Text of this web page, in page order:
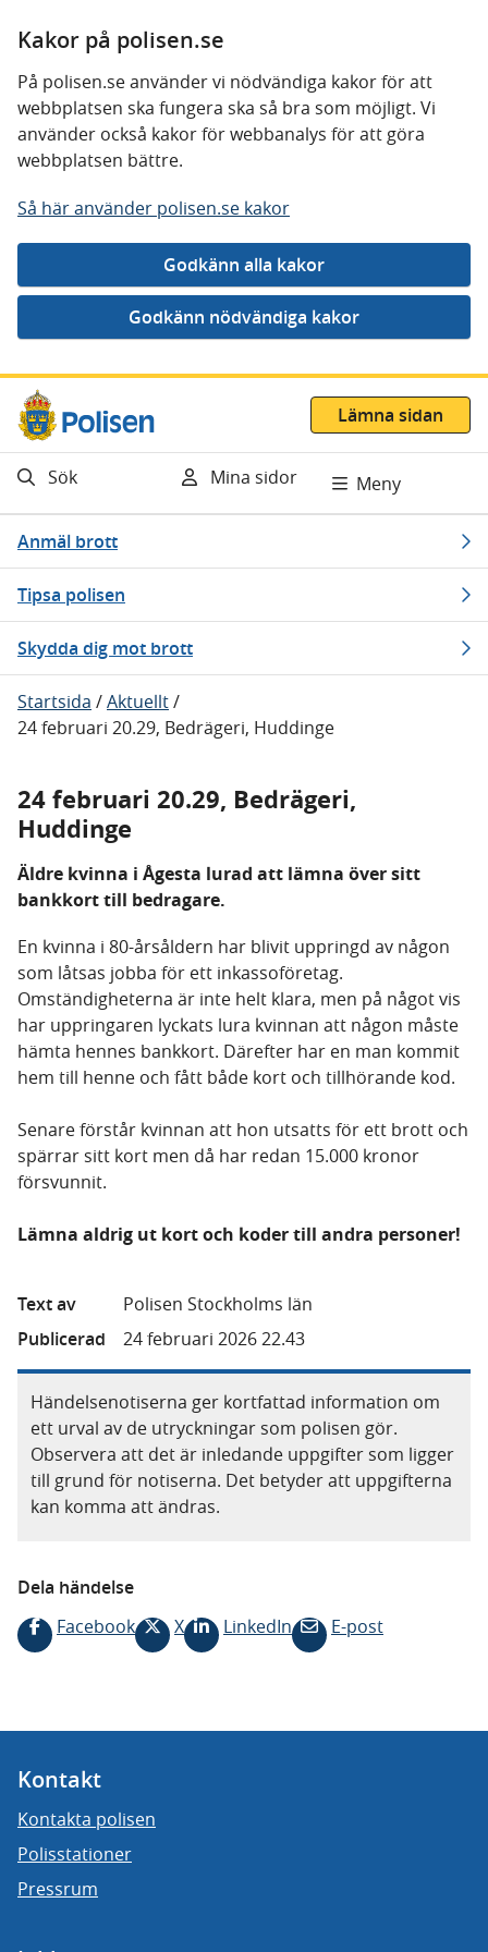
Kakor på polisen.se
På polisen.se använder vi nödvändiga kakor för att
webbplatsen ska fungera ska så bra som möjligt. Vi
använder också kakor för webbanalys för att göra
webbplatsen bättre.
Så här använder polisen.se kakor
Gå direkt till innehåll
Lämna sidan
Sök Mina sidor Meny
Anmäl brott
Tipsa polisen
Skydda dig mot brott
Startsida /Aktuellt/
24 februari 20.29, Bedrägeri, Huddinge
24 februari 20.29, Bedrägeri,
Huddinge
Äldre kvinna i Ågesta lurad att lämna över sitt
bankkort till bedragare.
En kvinna i 80-årsåldern har blivit uppringd av någon
som låtsas jobba för ett inkassoföretag.
Omständigheterna är inte helt klara, men på något vis
har uppringaren lyckats lura kvinnan att någon måste
hämta hennes bankkort. Därefter har en man kommit
hem till henne och fått både kort och tillhörande kod.
Senare förstår kvinnan att hon utsatts för ett brott och
spärrar sitt kort men då har redan 15.000 kronor
försvunnit.
Lämna aldrig ut kort och koder till andra personer!
Text av
Polisen Stockholms län
Publicerad
24 februari 2026 22.43
Händelsenotiserna ger kortfattad information om
ett urval av de utryckningar som polisen gör.
Observera att det är inledande uppgifter som ligger
till grund för notiserna. Det betyder att uppgifterna
kan komma att ändras.
Dela händelse
Facebook
X LinkedIn E-post
Kontakt
Kontakta polisen
Polisstationer
Pressrum